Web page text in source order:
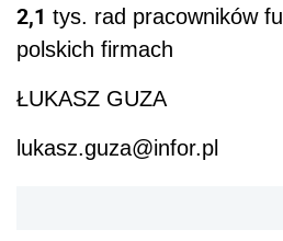
2,1 tys. rad pracowników
polskich firmach
ŁUKASZ GUZA
lukasz.guza@infor.pl